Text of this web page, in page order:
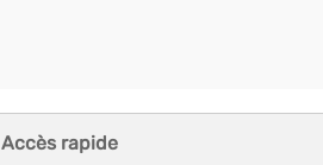
Accès rapide